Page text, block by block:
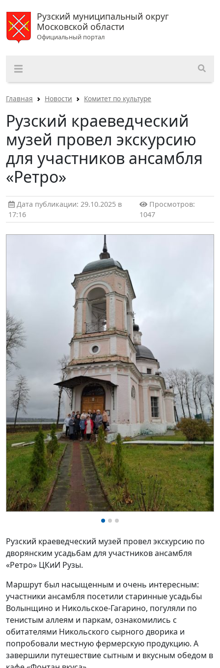
Рузский муниципальный округ
Московской области
Официальный портал
Главная Новости Комитет по культуре
Рузский краеведческий
музей провел экскурсию
для участников ансамбля
«Ретро»
Дата публикации: 29.10.2025 в
17:16
Просмотров:
1047
Рузский краеведческий музей провел экскурсию по
дворянским усадьбам для участников ансамбля
«Ретро» ЦКиИ Рузы.
Маршрут был насыщенным и очень интересным:
участники ансамбля посетили старинные усадьбы
Волынщино и Никольское-Гагарино, погуляли по
тенистым аллеям и паркам, ознакомились с
обитателями Никольского сырного дворика и
попробовали местную фермерскую продукцию. А
завершили путешествие сытным и вкусным обедом в